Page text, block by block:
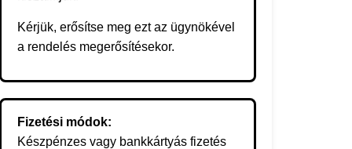
Kérjük, erősítse meg ezt az ügynökével
a rendelés megerősítésekor.
Fizetési módok:
Készpénzes vagy bankkártyás fizetés